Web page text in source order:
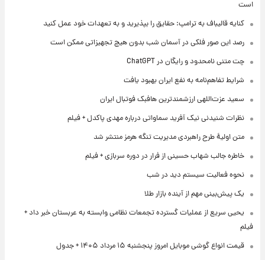
است
کنایه قالیباف به ترامپ: حقایق را بپذیرید و به تعهدات خود عمل کنید
رصد این صور فلکی در آسمان شب بدون هیچ تجهیزاتی ممکن است
چت متنی نامحدود و رایگان در ChatGPT
شرایط تفاهم‌نامه به نفع ایران بهبود یافت
سعید عزت‌اللهی ارزشمندترین هافبک فوتبال ایران
نظرات شنیدنی نیک آفرید سماواتی درباره مهدی پاکدل + فیلم
متن اولیۀ طرح راهبردی مدیریت تنگه هرمز منتشر شد
خاطره جالب شهاب حسینی از فرار در دوره سربازی + فیلم
نحوه فعالیت سیستم دید در شب
یک پیش‌بینی مهم از آینده بازار طلا
یحیی سریع از عملیات گسترده تجمعات نظامی وابسته به عربستان خبر داد +
فیلم
قیمت انواع گوشی موبایل امروز پنجشنبه ۱۵ مرداد ۱۴۰۵ + جدول